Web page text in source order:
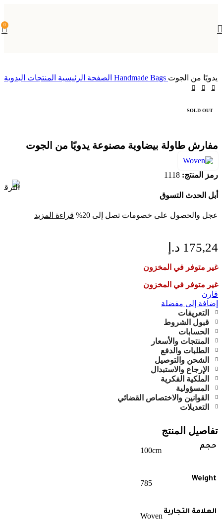
0
الصفحة الرئيسية Handmade Bags من الجوت
SOLD OUT
مفارش طاولة بيضاوية مصنوعة يدويًا من الجوت
رمز المنتج: 1118
أبل الحدث التسوق
عجل والحصول على خصومات تصل إلى 20% قراءة المزيد
175,24 د.إ
غير متوفر في المخزون
غير متوفر في المخزون
قارن
إضافة إلى مفضلة
التعريفات
قبول الشروط
الحسابات
المنتجات والأسعار
الطلبات والدفع
الشحن والتوصيل
الإرجاع والاستبدال
الملكية الفكرية
المسؤولية
القوانين والاختصاص القضائي
التعديلات
تفاصيل المنتج
حجم 100cm
Weight
785
العلامة التجارية Woven